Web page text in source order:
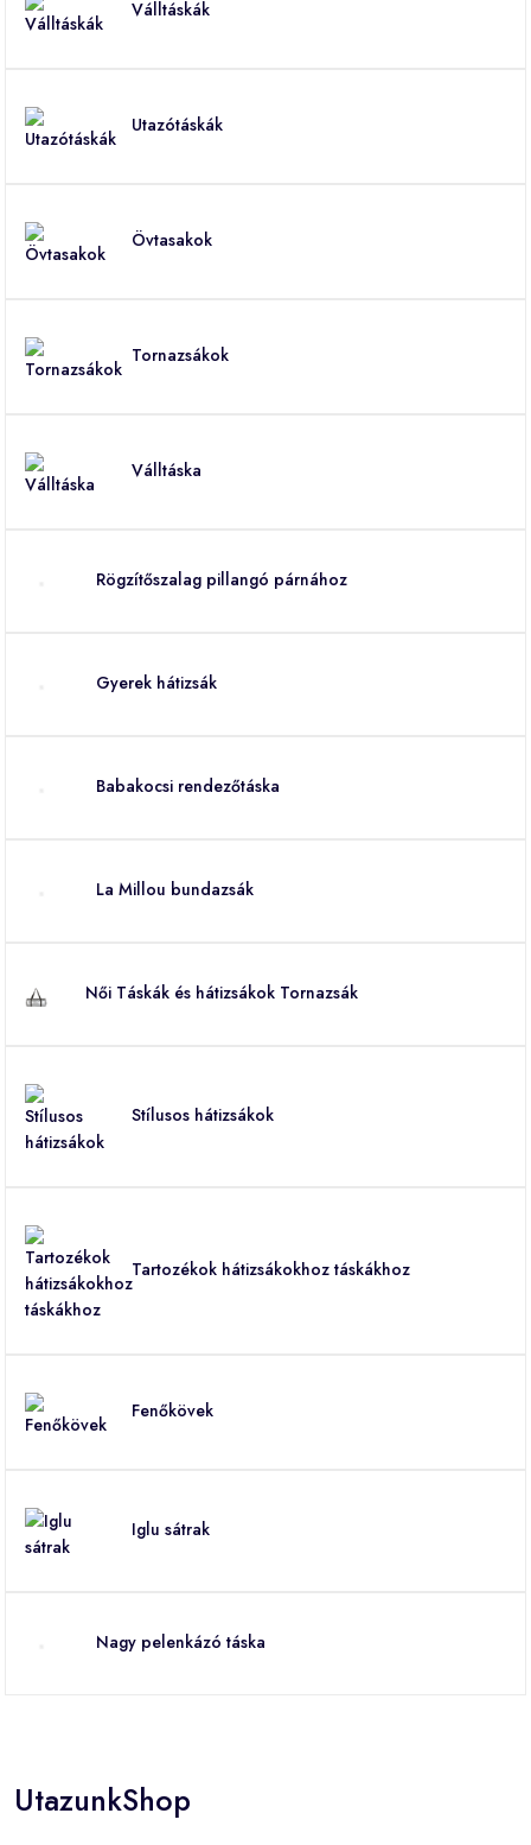
Válltáskák
Utazótáskák
Övtasakok
Tornazsákok
Válltáska
Rögzítőszalag pillangó párnához
Gyerek hátizsák
Babakocsi rendezőtáska
La Millou bundazsák
Női Táskák és hátizsákok Tornazsák
Stílusos hátizsákok
Tartozékok hátizsákokhoz táskákhoz
Fenőkövek
Iglu sátrak
Nagy pelenkázó táska
UtazunkShop